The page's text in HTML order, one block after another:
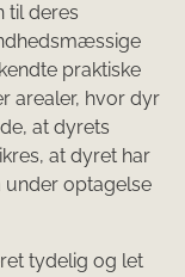
til deres
praktiske
arealer, hvor dyr
at dyrets
at dyret har
optagelse
tydelig og let